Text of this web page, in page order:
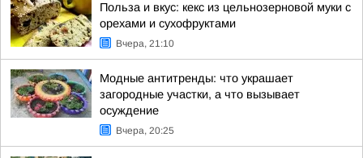
Польза и вкус: кекс из цельнозерновой муки с
орехами и сухофруктами
Вчера, 21:10
Модные антитренды: что украшает
загородные участки, а что вызывает
осуждение
Вчера, 20:25